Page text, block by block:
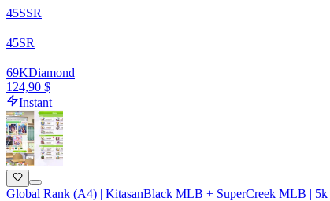
45SSR
45SR
69KDiamond
124,90 $
Instant
Global Rank (A4) | KitasanBlack MLB + SuperCreek MLB | 5k